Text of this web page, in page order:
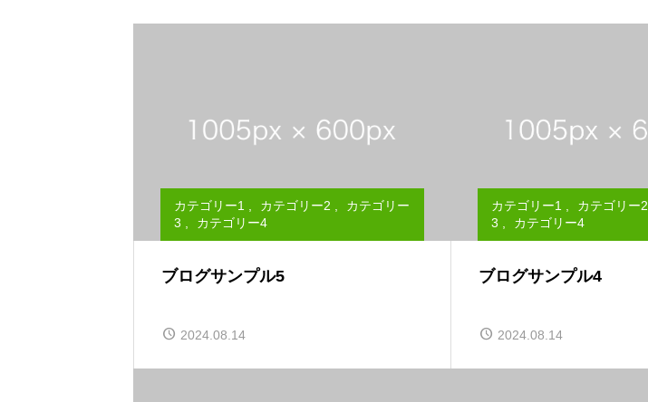
カテゴリー1 カテゴリー2
カテゴリー
3
カテゴリー4
ブログサンプル5
2024.08.14
カテゴリー1 カテゴリー2
3
カテゴリー4
ブログサンプル4
2024.08.14